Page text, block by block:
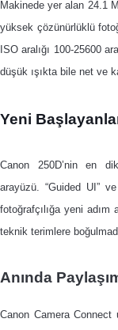
Makinede yer alan 24.1
yüksek çözünürlüklü
ISO aralığı 100-25600
düşük ışıkta bile net ve
Yeni
Canon 250D’nin en
arayüzü. “Guided UI”
fotoğrafçılığa yeni
teknik terimlere
Anında
Canon Camera Connect